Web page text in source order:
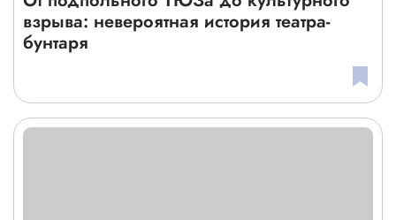
взрыва: невероятная история театра-
бунтаря